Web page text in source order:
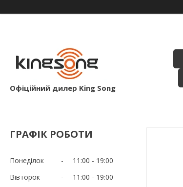
Офіційний дилер King Song
ГРАФІК РОБОТИ
Понеділок 11:00
19:00
Вівторок
11:00
19:00